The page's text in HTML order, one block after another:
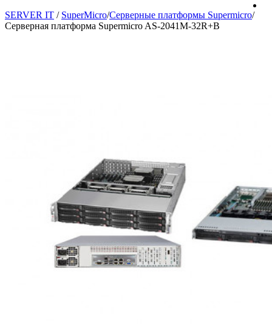
SERVER IT / SuperMicro/Серверные платформы Supermicro/
Серверная платформа Supermicro AS-2041M-32R+B